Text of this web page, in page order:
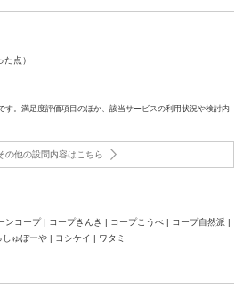
点）
す。満足度評価項目のほか、該当サービスの利用状況や検討内
の他の設問内容はこちら
ンコープ | コープきんき | コープこうべ | コープ自然派 |
ゅぼーや | ヨシケイ | ワタミ